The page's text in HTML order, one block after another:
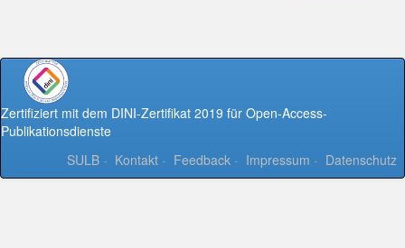
Zertifiziert mit dem DINI-Zertifikat 2019 für Open-Access-
Publikationsdienste
SULB - Kontakt - Feedback - Impressum - Datenschutz